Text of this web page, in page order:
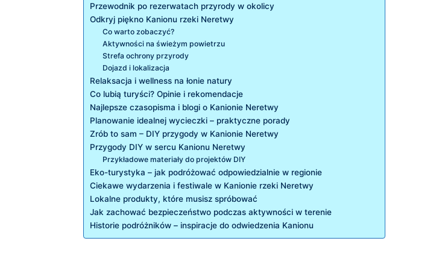
Przewodnik po‌ rezerwatach przyrody w okolicy
Odkryj piękno Kanionu rzeki Neretwy
Co ‌warto zobaczyć?
Aktywności na ‍świeżym powietrzu
Strefa ochrony przyrody
Dojazd i ‍lokalizacja
Relaksacja i wellness na łonie natury
Co lubią turyści? Opinie i rekomendacje
Najlepsze czasopisma i blogi o Kanionie ‍Neretwy
Planowanie idealnej wycieczki – praktyczne porady
Zrób to ​sam – DIY przygody w Kanionie Neretwy
Przygody DIY w sercu Kanionu Neretwy
Przykładowe materiały do projektów DIY
Eko-turystyka – jak podróżować odpowiedzialnie w regionie
Ciekawe wydarzenia i festiwale w Kanionie rzeki Neretwy
Lokalne produkty, które musisz spróbować
Jak zachować bezpieczeństwo podczas aktywności w terenie
Historie ‍podróżników – inspiracje⁤ do odwiedzenia Kanionu